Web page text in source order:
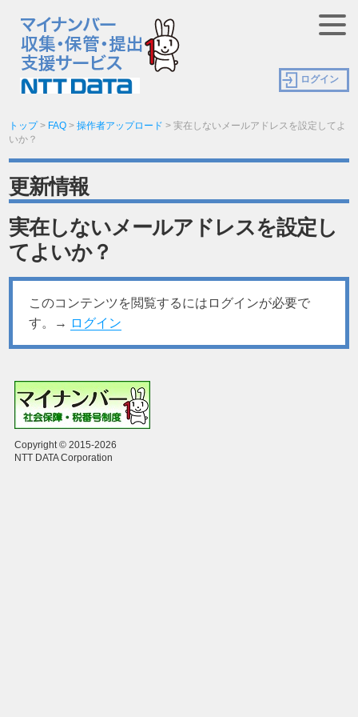
ログイン
トップ> FAQ >操作者アップロード >実在しないメールアドレスを設定してよ
いか？
更新情報
実在しないメールアドレスを設定し
てよいか？
このコンテンツを閲覧するにはログインが必要で
す。→ ログイン
Copyright © 2015-2026
NTT DATA Corporation